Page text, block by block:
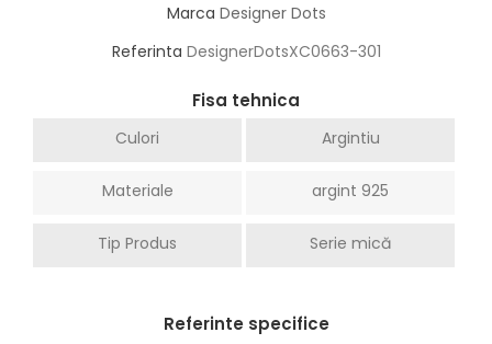
Marca Designer Dots
Referinta DesignerDotsXC0663-301
Fisa tehnica
Culori Argintiu
Materiale argint 925
Tip Produs Serie mică
Referinte specifice